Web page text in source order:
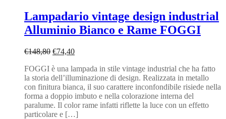
Lampadario vintage design industrial
Alluminio Bianco e Rame FOGGI
€148,80 Il
originale
era:
€148,80.
€74,40Il
attuale
è:
€74,40.
FOGGI è una lampada in stile vintage industrial che ha fatto
la storia dell’illuminazione di design. Realizzata in metallo
con finitura bianca, il suo carattere inconfondibile risiede nella
forma a doppio imbuto e nella colorazione interna del
paralume. Il color rame infatti riflette la luce con un effetto
particolare e […]